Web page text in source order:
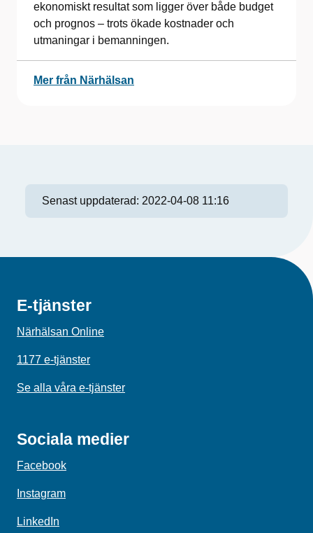
ekonomiskt resultat som ligger över både budget
och prognos – trots ökade kostnader och
utmaningar i bemanningen.
Mer från Närhälsan
Senast uppdaterad: 2022-04-08 11:16
E-tjänster
Närhälsan Online
1177 e-tjänster
Se alla våra e-tjänster
Sociala medier
Facebook
Instagram
LinkedIn